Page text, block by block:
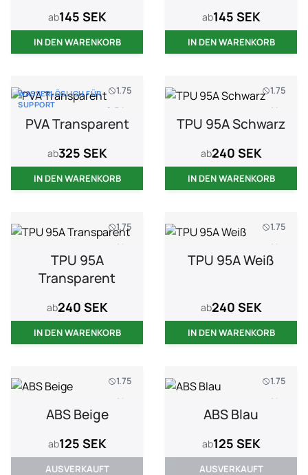
ab145 SEK
IN DEN WARENKORB
ab145 SEK
IN DEN WARENKORB
1.75
0.5 kg
WASSERLÖSLICH FÜR
SUPPORT
PVA Transparent
ab325 SEK
IN DEN WARENKORB
1.75
1 kg
TPU 95A Schwarz
ab240 SEK
IN DEN WARENKORB
1.75
1 kg
TPU 95A
Transparent
ab240 SEK
IN DEN WARENKORB
1.75
1 kg
TPU 95A Weiß
ab240 SEK
IN DEN WARENKORB
1.75
1 kg
ABS Beige
ab125 SEK
AUSVERKAUFT
1.75
1 kg
ABS Blau
ab125 SEK
AUSVERKAUFT